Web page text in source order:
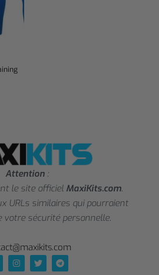
Attention :
le site officiel MaxiKits.com.
URLs similaires qui pourraient
sécurité personnelle.